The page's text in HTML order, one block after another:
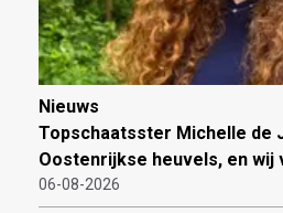
Nieuws
Topschaatsster Michelle de
Oostenrijkse heuvels, en wij
06-08-2026